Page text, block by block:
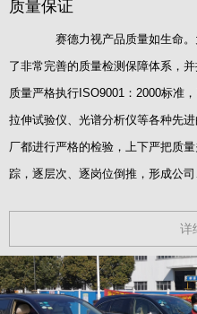
质量保证
赛德力视产品质量如生命。为
了非常完善的质量检测保障体系，
质量严格执行ISO9001：2000标准
拉伸试验仪、光谱分析仪等各种先
厂都进行严格的检验，上下严把质
踪，逐层次、逐岗位倒推，形成公司
详